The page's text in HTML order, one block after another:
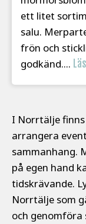
ett litet
salu.
frön och
godkänd....
I Norrtälje
arrangera
sammanhang.
på egen hand
tidskrävande.
Norrtälje som
och